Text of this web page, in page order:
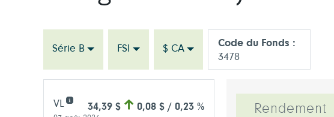
Série B FSI $ CA
Code du Fonds :
3478
VL 34,39 $ 0,08 $ / 0,23 % Rendement